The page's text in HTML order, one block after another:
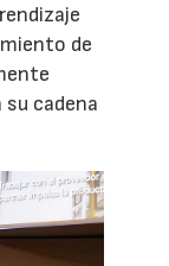
de
cadena